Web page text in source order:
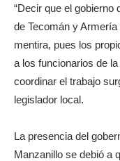
“Decir que el gobierno
de Tecomán y
mentira, pues los
a los funcionarios de
coordinar el trabajo
legislador local.
La presencia del
Manzanillo se debió a